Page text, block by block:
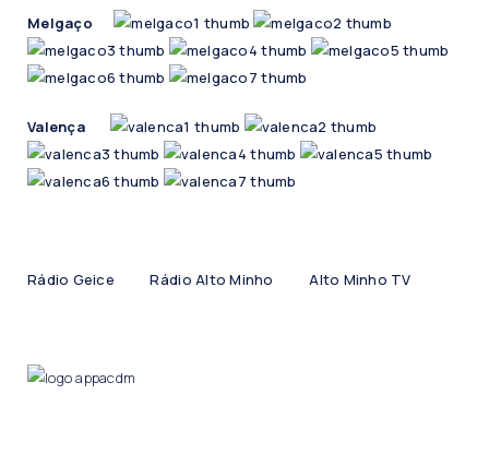
Melgaço
Valença
Rádio Geice Rádio Alto Minho Alto Minho TV